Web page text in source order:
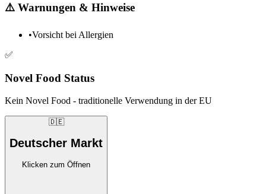
⚠️ Warnungen & Hinweise
•Vorsicht bei Allergien
✅
Novel Food Status
Kein Novel Food - traditionelle Verwendung in der EU
🇩🇪
Deutscher Markt
Klicken zum Öffnen